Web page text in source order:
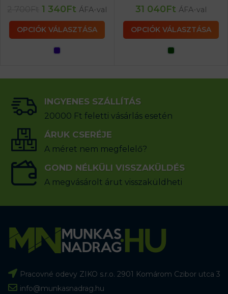
1 340Ft ÁFA-val
OPCIÓK VÁLASZTÁSA
31 040Ft ÁFA-val
OPCIÓK VÁLASZTÁSA
INGYENES SZÁLLÍTÁS
20000 Ft feletti vásárlás esetén
ÁRUK CSERÉJE
A méret nem megfelelő?
GOND NÉLKÜLI VISSZAKÜLDÉS
A megvásárolt árut visszaküldheti
Pracovné odevy ZIKO s.r.o. 2901 Komárom Czibor utca 3
info@munkasnadrag.hu